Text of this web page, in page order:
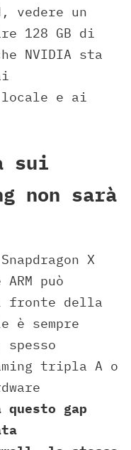
vedere un
128 GB di
NVIDIA sta
e ai
sui
non sarà
X
può
fronte della
è sempre
tripla A o
questo gap